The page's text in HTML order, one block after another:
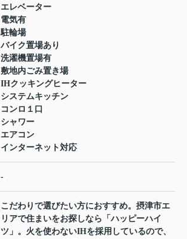
エレベーター
電気有
駐輪場
バイク置場あり
洗濯機置場有
敷地内ごみ置き場
IHクッキングヒーター
システムキッチン
コンロ１口
シャワー
エアコン
インターネット対応
-
こだわりで選びたい方におすすめ。摂津市エ
リアで住まいをお探しなら「ハッピーハイ
ツ」。火を使わないIHを採用しているので、